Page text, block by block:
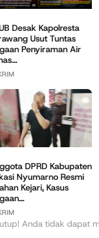
Desak Kapolresta
Usut Tuntas
Penyiraman Air
DPRD Kabupaten
Nyumarno Resmi
Kejari, Kasus
Anda tidak dapat